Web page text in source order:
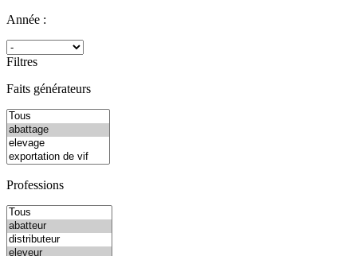
Année :
Filtres
Faits générateurs
Professions